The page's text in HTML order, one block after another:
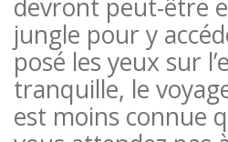
devront peut-être
jungle pour y
posé les yeux sur
tranquille, le
est moins connue